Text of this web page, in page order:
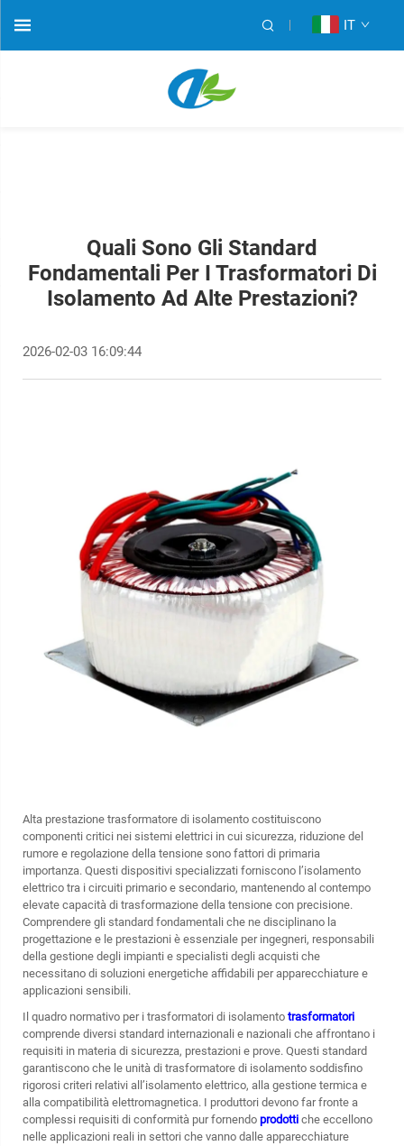
IT
Quali Sono Gli Standard
Fondamentali Per I Trasformatori Di
Isolamento Ad Alte Prestazioni?
2026-02-03 16:09:44
Alta prestazione trasformatore di isolamento costituiscono
componenti critici nei sistemi elettrici in cui sicurezza, riduzione del
rumore e regolazione della tensione sono fattori di primaria
importanza. Questi dispositivi specializzati forniscono l’isolamento
elettrico tra i circuiti primario e secondario, mantenendo al contempo
elevate capacità di trasformazione della tensione con precisione.
Comprendere gli standard fondamentali che ne disciplinano la
progettazione e le prestazioni è essenziale per ingegneri, responsabili
della gestione degli impianti e specialisti degli acquisti che
necessitano di soluzioni energetiche affidabili per apparecchiature e
applicazioni sensibili.
Il quadro normativo per i trasformatori di isolamento trasformatori
comprende diversi standard internazionali e nazionali che affrontano i
requisiti in materia di sicurezza, prestazioni e prove. Questi standard
garantiscono che le unità di trasformatore di isolamento soddisfino
rigorosi criteri relativi all’isolamento elettrico, alla gestione termica e
alla compatibilità elettromagnetica. I produttori devono far fronte a
complessi requisiti di conformità pur fornendo prodotti che eccellono
nelle applicazioni reali in settori che vanno dalle apparecchiature